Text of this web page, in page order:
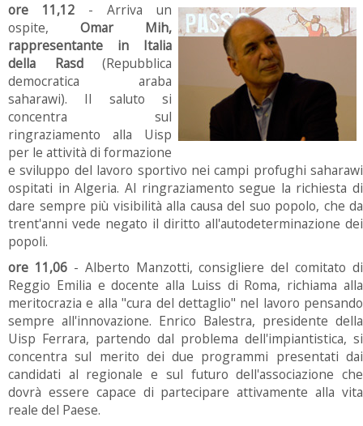
ore 11,12 - Arriva un
ospite, Omar Mih,
rappresentante in Italia
della Rasd(Repubblica
democratica araba
saharawi). Il saluto si
concentra sul
ringraziamento alla Uisp
per le attività di formazione
e sviluppo del lavoro sportivo nei campi profughi saharawi
ospitati in Algeria. Al ringraziamento segue la richiesta di
dare sempre più visibilità alla causa del suo popolo, che da
trent'anni vede negato il diritto all'autodeterminazione dei
popoli.
ore 11,06- Alberto Manzotti, consigliere del comitato di
Reggio Emilia e docente alla Luiss di Roma, richiama alla
meritocrazia e alla "cura del dettaglio" nel lavoro pensando
sempre all'innovazione. Enrico Balestra, presidente della
Uisp Ferrara, partendo dal problema dell'impiantistica, si
concentra sul merito dei due programmi presentati dai
candidati al regionale e sul futuro dell'associazione che
dovrà essere capace di partecipare attivamente alla vita
reale del Paese.